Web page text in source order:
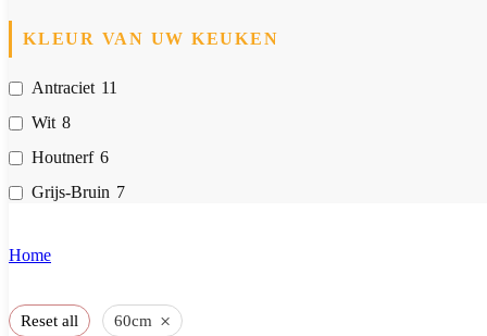
KLEUR VAN UW KEUKEN
Antraciet 11
Wit 8
Houtnerf 6
Grijs-Bruin 7
Home
Reset all 60cm ×